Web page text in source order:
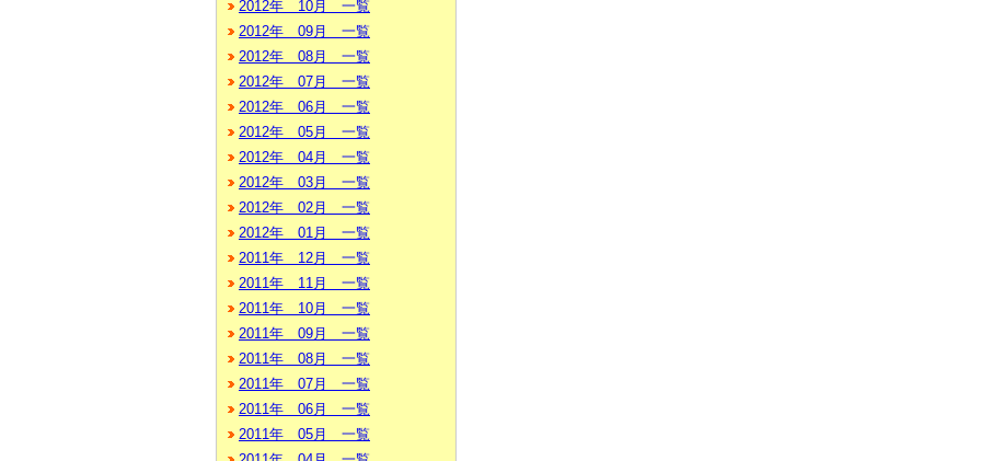
2012年 10月 一覧
2012年 09月 一覧
2012年 08月 一覧
2012年 07月 一覧
2012年 06月 一覧
2012年 05月 一覧
2012年 04月 一覧
2012年 03月 一覧
2012年 02月 一覧
2012年 01月 一覧
2011年 12月 一覧
2011年 11月 一覧
2011年 10月 一覧
2011年 09月 一覧
2011年 08月 一覧
2011年 07月 一覧
2011年 06月 一覧
2011年 05月 一覧